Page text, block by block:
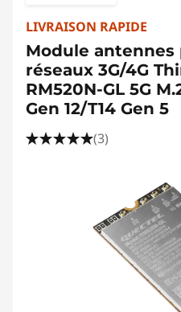
LIVRAISON RAPIDE
Module antennes
réseaux 3G/4G
RM520N-GL 5G
Gen 12/T14 Gen 5
(3)